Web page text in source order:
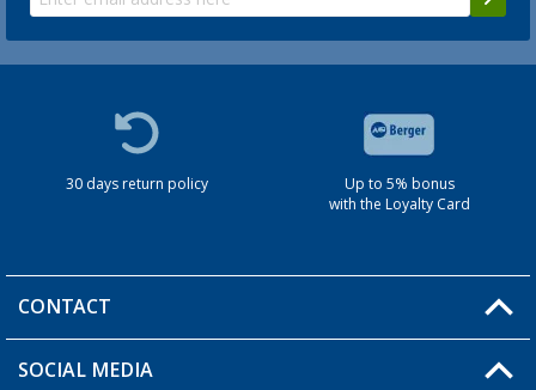
30 days return policy
Up to 5% bonus
with the Loyalty Card
CONTACT
You have a question?
SOCIAL MEDIA